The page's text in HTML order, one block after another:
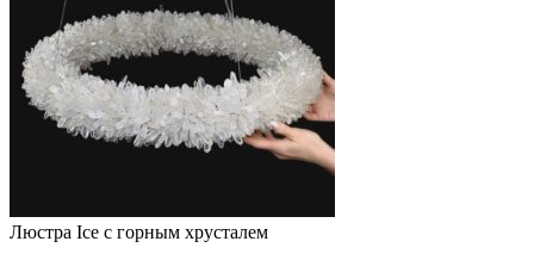
Люстра Ice с горным хрусталем